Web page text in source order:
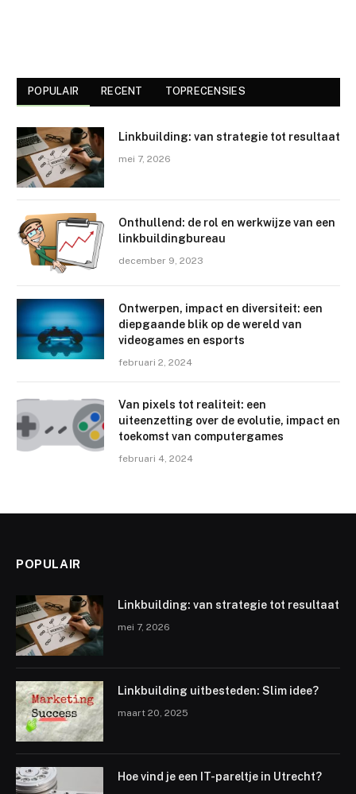
POPULAIR RECENT TOPRECENSIES
Linkbuilding: van strategie tot resultaat
mei 7, 2026
Onthullend: de rol en werkwijze van een
linkbuildingbureau
december 9, 2023
Ontwerpen, impact en diversiteit: een
diepgaande blik op de wereld van
videogames en esports
februari 2, 2024
Van pixels tot realiteit: een
uiteenzetting over de evolutie, impact en
toekomst van computergames
februari 4, 2024
POPULAIR
Linkbuilding: van strategie tot resultaat
mei 7, 2026
Linkbuilding uitbesteden: Slim idee?
maart 20, 2025
Hoe vind je een IT-pareltje in Utrecht?